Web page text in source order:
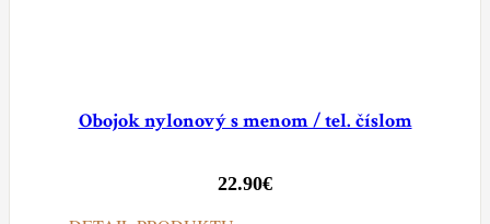
Obojok nylonový s menom / tel. číslom
22.90€